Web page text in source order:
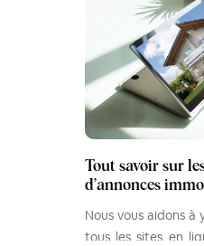
Tout savoir sur
d’annonces
Nous vous aidons à
tous les sites en